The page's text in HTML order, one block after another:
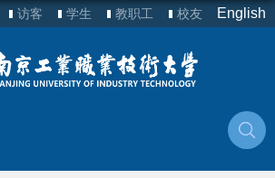
访客 学生 教职工 校友 English